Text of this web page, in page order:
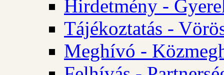
Hirdetmény -
Tájékoztatás -
Meghívó -